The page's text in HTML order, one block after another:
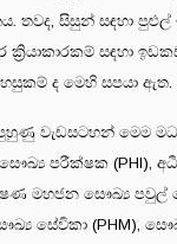
තවද, සිසුන් සඳහා
ක්‍රියාකාරකම් සඳහා
ද මෙහි සපයා ඇත.
පුහුණු වැඩසටහන් මෙම
පරීක්ෂක (PHI),
මහජන සෞඛ්‍ය පවුල්
සේවිකා (PHM),